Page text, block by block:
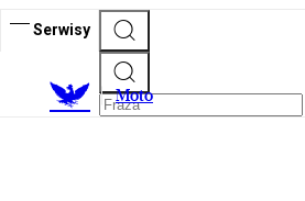
Serwisy
Moto